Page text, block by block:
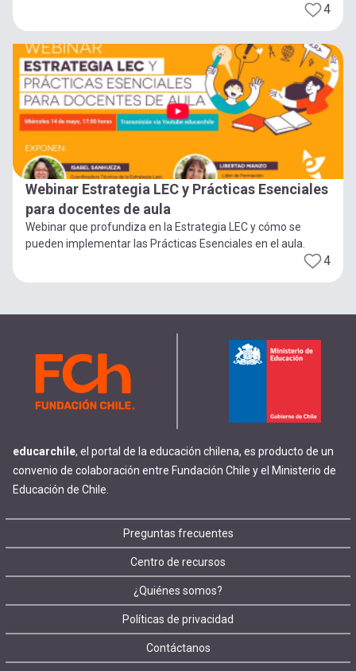
4
Webinar Estrategia LEC y Prácticas Esenciales
para docentes de aula
Webinar que profundiza en la Estrategia LEC y cómo se
pueden implementar las Prácticas Esenciales en el aula.
4
educarchile, el portal de la educación chilena, es producto de un
convenio de colaboración entre Fundación Chile y el Ministerio de
Educación de Chile.
Footer
menu
Preguntas frecuentes
Centro de recursos
¿Quiénes somos?
Políticas de privacidad
Contáctanos